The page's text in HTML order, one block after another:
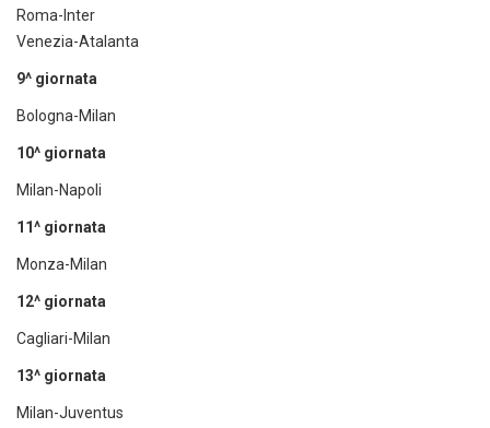
Roma-Inter
Venezia-Atalanta
9^ giornata
Bologna-Milan
10^ giornata
Milan-Napoli
11^ giornata
Monza-Milan
12^ giornata
Cagliari-Milan
13^ giornata
Milan-Juventus